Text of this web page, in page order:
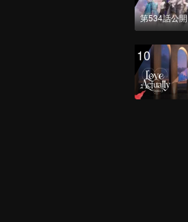
第534話公開
10